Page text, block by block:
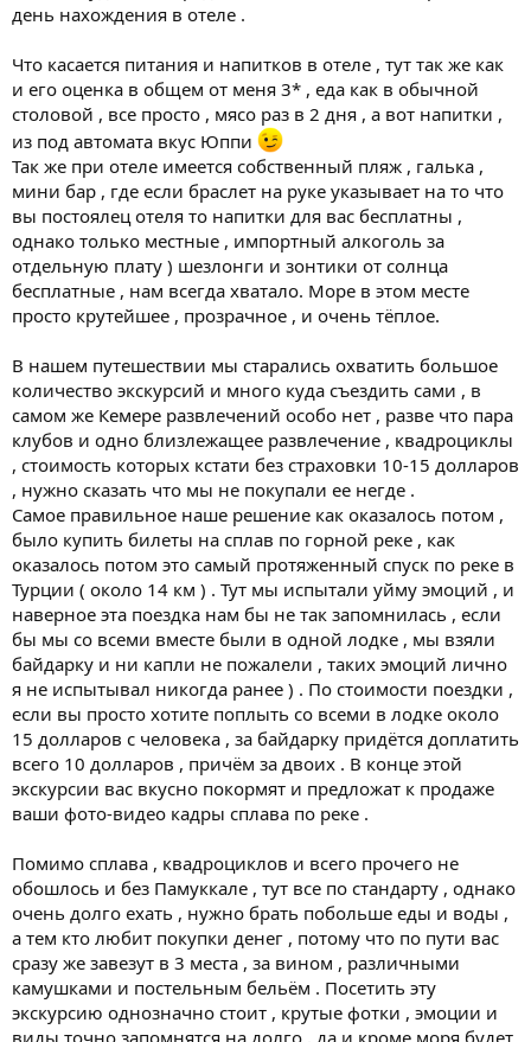
день нахождения в отеле .
Что касается питания и напитков в отеле , тут так же как
и его оценка в общем от меня 3* , еда как в обычной
столовой , все просто , мясо раз в 2 дня , а вот напитки ,
из под автомата вкус Юппи
Так же при отеле имеется собственный пляж , галька ,
мини бар , где если браслет на руке указывает на то что
вы постоялец отеля то напитки для вас бесплатны ,
однако только местные , импортный алкоголь за
отдельную плату ) шезлонги и зонтики от солнца
бесплатные , нам всегда хватало. Море в этом месте
просто крутейшее , прозрачное , и очень тёплое.
В нашем путешествии мы старались охватить большое
количество экскурсий и много куда съездить сами , в
самом же Кемере развлечений особо нет , разве что пара
клубов и одно близлежащее развлечение , квадроциклы
, стоимость которых кстати без страховки 10-15 долларов
, нужно сказать что мы не покупали ее негде .
Самое правильное наше решение как оказалось потом ,
было купить билеты на сплав по горной реке , как
оказалось потом это самый протяженный спуск по реке в
Турции ( около 14 км ) . Тут мы испытали уйму эмоций , и
наверное эта поездка нам бы не так запомнилась , если
бы мы со всеми вместе были в одной лодке , мы взяли
байдарку и ни капли не пожалели , таких эмоций лично
я не испытывал никогда ранее ) . По стоимости поездки ,
если вы просто хотите поплыть со всеми в лодке около
15 долларов с человека , за байдарку придётся доплатить
всего 10 долларов , причём за двоих . В конце этой
экскурсии вас вкусно покормят и предложат к продаже
ваши фото-видео кадры сплава по реке .
Помимо сплава , квадроциклов и всего прочего не
обошлось и без Памуккале , тут все по стандарту , однако
очень долго ехать , нужно брать побольше еды и воды ,
а тем кто любит покупки денег , потому что по пути вас
сразу же завезут в 3 места , за вином , различными
камушками и постельным бельём . Посетить эту
экскурсию однозначно стоит , крутые фотки , эмоции и
виды точно запомнятся на долго , да и кроме моря будет